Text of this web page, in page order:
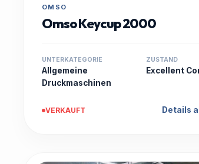
OMSO
Omso Keycup 2000
UNTERKATEGORIE
Allgemeine
Druckmaschinen
ZUSTAND
Excellent
VERKAUFT Details